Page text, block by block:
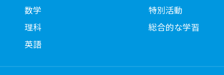
数学
理科
英語
特別活動
総合的な学習